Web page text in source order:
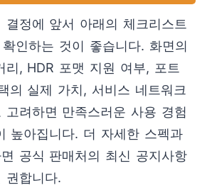
결정에 앞서 아래의 체크리스트
인하는 것이 좋습니다. 화면의
리, HDR 포맷 지원 여부, 포트
의 실제 가치, 서비스 네트워크
고려하면 만족스러운 사용 경험
높아집니다. 더 자세한 스펙과
공식 판매처의 최신 공지사항
권합니다.